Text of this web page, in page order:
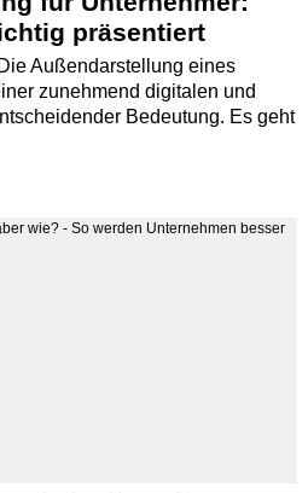
präsentiert
Außendarstellung eines
zunehmend digitalen und
Bedeutung. Es geht